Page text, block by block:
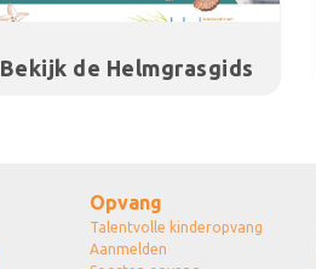
Bekijk de Helmgrasgids
Opvang
Talentvolle kinderopvang
Aanmelden